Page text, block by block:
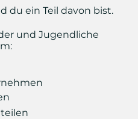
du ein Teil davon bist.
und Jugendliche